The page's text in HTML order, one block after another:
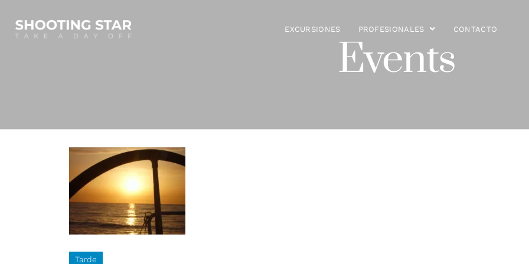
EXCURSIONES PROFESIONALES CONTACTO
Events
Tarde